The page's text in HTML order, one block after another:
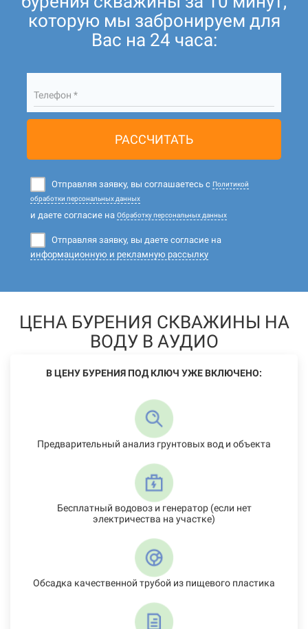
которую мы забронируем для
Вас на 24 часа:
Телефон *
РАССЧИТАТЬ
Отправляя заявку, вы соглашаетесь с Политикой
обработки персональных данных
и даете согласие на Обработку персональных данных
Отправляя заявку, вы даете согласие на
информационную и рекламную рассылку
ЦЕНА БУРЕНИЯ СКВАЖИНЫ НА
ВОДУ В АУДИО
В ЦЕНУ БУРЕНИЯ ПОД КЛЮЧ УЖЕ ВКЛЮЧЕНО:
Предварительный анализ грунтовых вод и объекта
Бесплатный водовоз и генератор (если нет
электричества на участке)
Обсадка качественной трубой из пищевого пластика